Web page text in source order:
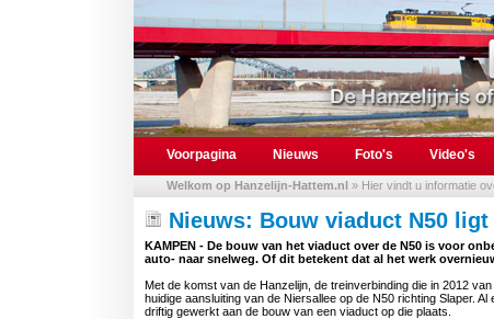
Voorpagina Nieuws Foto's Video's
Welkom op Hanzelijn-Hattem.nl » Hier vindt u informatie
Nieuws: Bouw viaduct N50
KAMPEN - De bouw van het viaduct over de N50 is voor
auto- naar snelweg. Of dit betekent dat al het werk
Met de komst van de Hanzelijn, de treinverbinding die in 2012
huidige aansluiting van de Niersallee op de N50 richting Slaper.
driftig gewerkt aan de bouw van een viaduct op die plaats.